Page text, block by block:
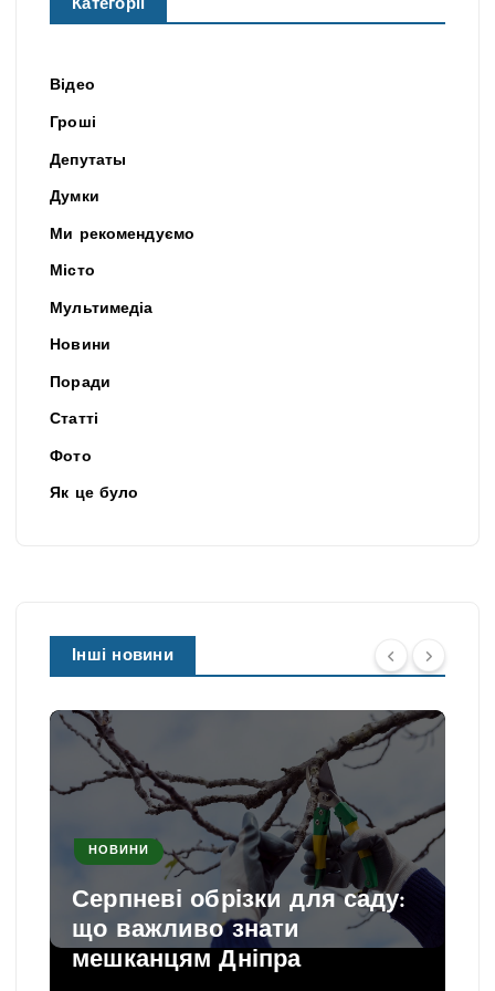
Категорії
Відео
Гроші
Депутаты
Думки
Ми рекомендуємо
Місто
Мультимедіа
Новини
Поради
Статті
Фото
Як це було
Інші новини
НОВИНИ
Серпневі обрізки для саду:
що важливо знати
мешканцям Дніпра